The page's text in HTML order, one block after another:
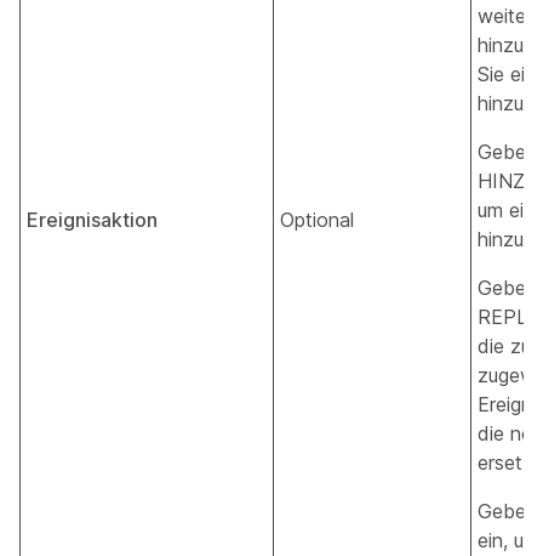
Ereignisaktion Optional
Sie
hinzu.
Geben
um ein
Geben
die
die
Geben
ein,